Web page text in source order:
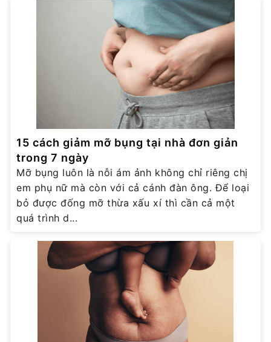
15 cách giảm mỡ bụng tại nhà đơn giản
trong 7 ngày
Mỡ bụng luôn là nỗi ám ảnh không chỉ riêng chị
em phụ nữ mà còn với cả cánh đàn ông. Để loại
bỏ được đống mỡ thừa xấu xí thì cần cả một
quá trình d...